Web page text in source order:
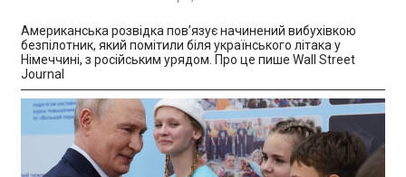
Американська розвідка пов’язує начинений вибухівкою
безпілотник, який помітили біля українського літака у
Німеччині, з російським урядом. Про це пише Wall Street
Journal